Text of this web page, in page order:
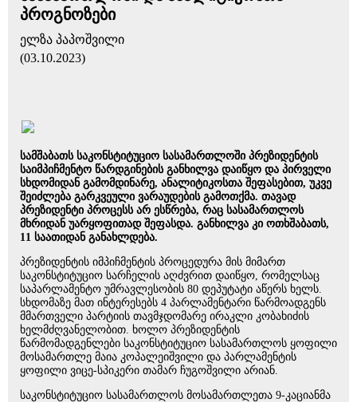
პროგნოზები
ელზა პაპოშვილი
(03.10.2023)
სამშაბათს საკონსტიტუციო სასამართლოში პრეზიდენტის
საიმპიჩმენტო წარდგინების განხილვა დაიწყო და პირველი
სხდომიდან გამომდინარე, ანალიტიკოსთა შეფასებით, უკვე
შეიძლება გარკვეული ვარაუდების გამოთქმა. თავად
პრეზიდენტი პროცესს არ ესწრება, რაც სასამართლოს
მხრიდან უარყოფითად შეფასდა. განხილვა კი ოთხშაბათს,
11 საათიდან განახლდება.
პრეზიდენტის იმპიჩმენტის პროცედურა მის მიმართ
საკონსტიტუციო სარჩელის აღძვრით დაიწყო, რომელსაც
საპარლამენტო უმრავლესობის 80 დეპუტატი აწერს ხელს.
სხდომაზე მათ ინტერესებს 4 პარლამენტარი წარმოადგენს
მმართველი პარტიის თავმჯდომარე ირაკლი კობახიძის
ხელმძღვანელობით. ხოლო პრეზიდენტის
წარმომადგენლები საკონსტიტუციო სასამართლოს ყოფილი
მოსამართლე მაია კოპალეიშვილი და პარლამენტის
ყოფილი ვიცე-სპიკერი თამარ ჩუგოშვილი არიან.
საკონსტიტუციო სასამართლოს მოსამართლეთა 9-კაციანმა